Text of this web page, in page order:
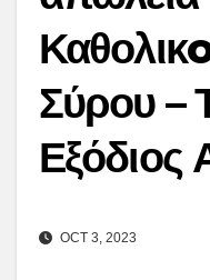
Σύρου –
Εξόδιος
OCT 3, 2023